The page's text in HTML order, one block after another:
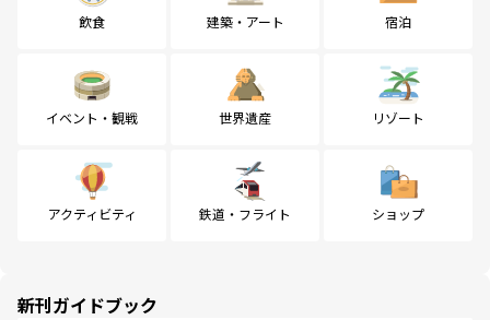
飲食 建築・アート 宿泊
イベント・観戦 世界遺産 リゾート
アクティビティ 鉄道・フライト ショップ
新刊ガイドブック